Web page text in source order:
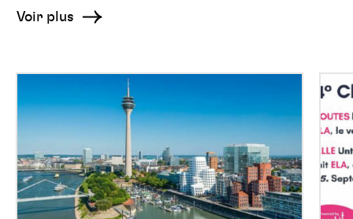
Voir plus
s’inspire
immersion
à
Düsseldorf
Tous
pour
une